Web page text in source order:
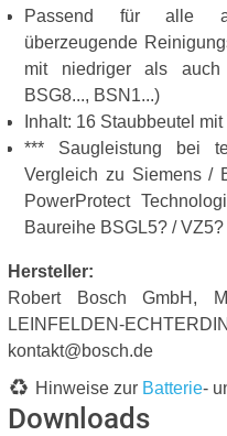
Passend für alle
überzeugende
mit niedriger als auch
BSG8..., BSN1...)
Inhalt: 16 Staubbeutel
*** Saugleistung bei
Vergleich zu Siemens /
PowerProtect
Baureihe BSGL5? / VZ5?
Hersteller:
Robert Bosch GmbH,
LEINFELDEN-
kontakt@bosch.de
Hinweise zur Batterie-
Downloads